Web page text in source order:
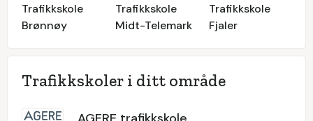
Trafikkskole
Brønnøy
Trafikkskole
Midt-Telemark
Trafikkskole
Fjaler
Trafikkskoler i ditt område